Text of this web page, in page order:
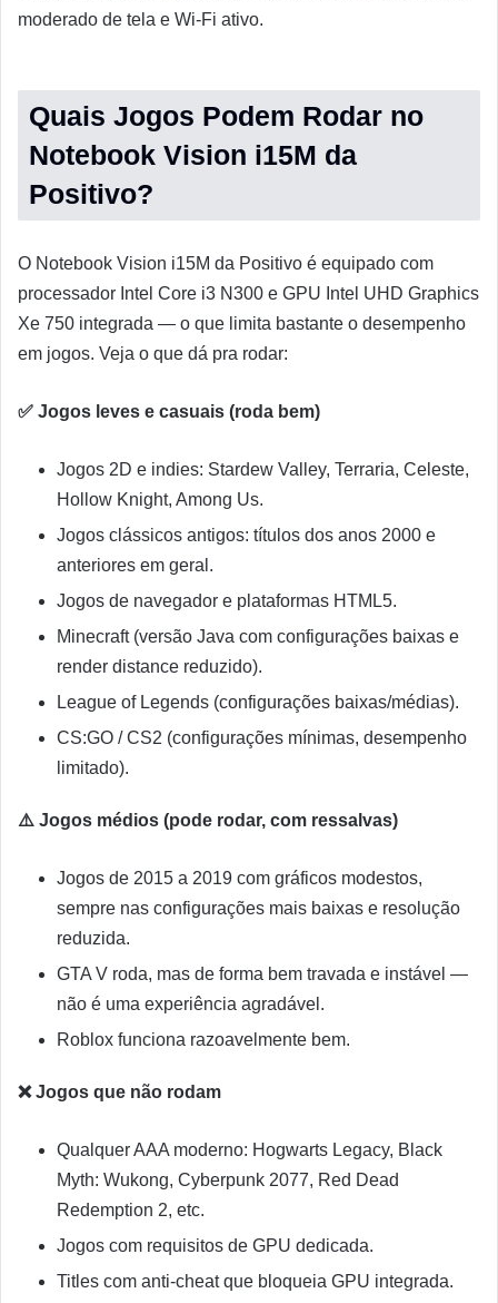
moderado de tela e Wi-Fi ativo.
Quais Jogos Podem Rodar no
Notebook Vision i15M da
Positivo?
O Notebook Vision i15M da Positivo é equipado com
processador Intel Core i3 N300 e GPU Intel UHD Graphics
Xe 750 integrada — o que limita bastante o desempenho
em jogos. Veja o que dá pra rodar:
✅ Jogos leves e casuais (roda bem)
Jogos 2D e indies: Stardew Valley, Terraria, Celeste,
Hollow Knight, Among Us.
Jogos clássicos antigos: títulos dos anos 2000 e
anteriores em geral.
Jogos de navegador e plataformas HTML5.
Minecraft (versão Java com configurações baixas e
render distance reduzido).
League of Legends (configurações baixas/médias).
CS:GO / CS2 (configurações mínimas, desempenho
limitado).
⚠️ Jogos médios (pode rodar, com ressalvas)
Jogos de 2015 a 2019 com gráficos modestos,
sempre nas configurações mais baixas e resolução
reduzida.
GTA V roda, mas de forma bem travada e instável —
não é uma experiência agradável.
Roblox funciona razoavelmente bem.
❌ Jogos que não rodam
Qualquer AAA moderno: Hogwarts Legacy, Black
Myth: Wukong, Cyberpunk 2077, Red Dead
Redemption 2, etc.
Jogos com requisitos de GPU dedicada.
Titles com anti-cheat que bloqueia GPU integrada.